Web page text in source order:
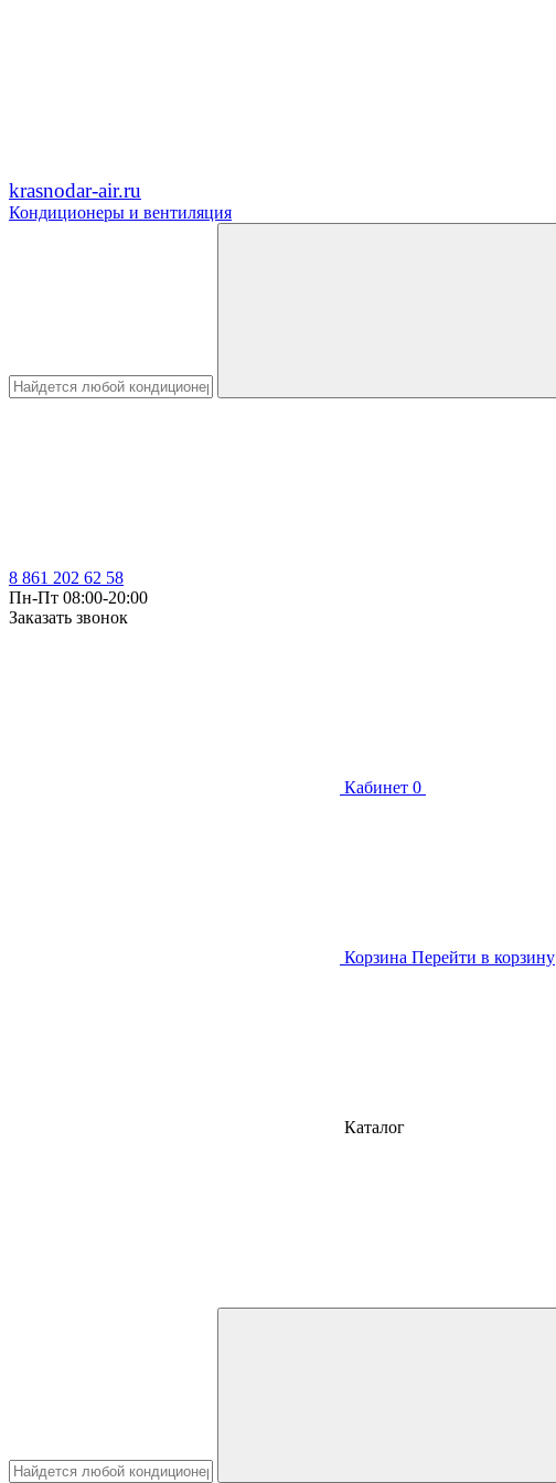
krasnodar-air.ru
Кондиционеры и вентиляция
8 861 202 62 58
Пн-Пт 08:00-20:00
Заказать звонок
Кабинет 0
Корзина Перейти в корзину
Каталог